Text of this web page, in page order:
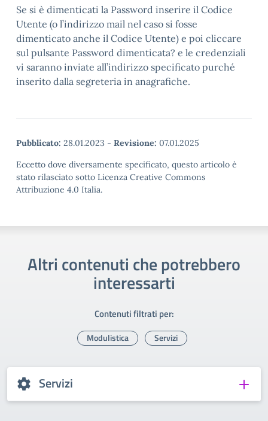
Se si è dimenticati la Password inserire il Codice
Utente (o l’indirizzo mail nel caso si fosse
dimenticato anche il Codice Utente) e poi cliccare
sul pulsante Password dimenticata? e le credenziali
vi saranno inviate all’indirizzo specificato purché
inserito dalla segreteria in anagrafiche.
Pubblicato: 28.01.2023 - Revisione: 07.01.2025
Eccetto dove diversamente specificato, questo articolo è
stato rilasciato sotto Licenza Creative Commons
Attribuzione 4.0 Italia.
Altri contenuti che potrebbero
interessarti
Contenuti filtrati per:
Modulistica Servizi
Servizi